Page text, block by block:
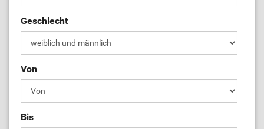
Geschlecht
Von
Bis